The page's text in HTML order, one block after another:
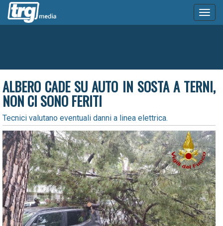
ALBERO CADE SU AUTO IN SOSTA A TERNI,
NON CI SONO FERITI
Tecnici valutano eventuali danni a linea elettrica.